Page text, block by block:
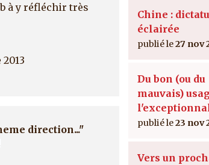
à y réfléchir très
direction..."
Chine :
éclairée
27 nov
Du bon (ou du
mauvais)
23 nov
Vers un